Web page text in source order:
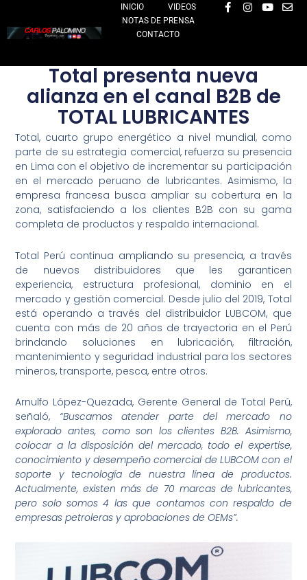
al
contenido
INICIO
VIDEOS
NOTAS DE PRENSA
CONTACTO
F
a
o
k
-
f
I
n
r
a
m
Y
o
e
E
n
p
Total presenta nueva
alianza en el canal B2B de
TOTAL LUBRICANTES
Total, cuarto grupo energético a nivel mundial, como
parte de su estrategia comercial, refuerza su presencia
en Lima con el objetivo de incrementar su participación
en el mercado peruano de lubricantes. Asimismo, la
empresa francesa busca ampliar su cobertura en la
zona, satisfaciendo a los clientes B2B con su gama
completa de productos y respaldo internacional.
Total Perú continua ampliando su presencia, a través
de nuevos distribuidores que les garanticen
experiencia, estructura profesional, dominio en el
mercado y gestión comercial. Desde julio del 2019, Total
está operando a través del distribuidor LUBCOM, que
cuenta con más de 20 años de trayectoria en el Perú
brindando soluciones en lubricación, filtración,
mantenimiento y seguridad industrial para los sectores
mineros, transporte, pesca, entre otros.
Arnulfo López-Quezada, Gerente General de Total Perú,
señaló, “Buscamos atender parte del mercado no
explorado antes, como son los clientes B2B. Asimismo,
colocar a la disposición del mercado, todo el expertise,
conocimiento y desempeño comercial de LUBCOM con el
soporte y tecnología de nuestra línea de productos.
Actualmente, existen más de 70 marcas de lubricantes,
pero solo somos 4 las que contamos con respaldo de
empresas petroleras y aprobaciones de OEMs”.